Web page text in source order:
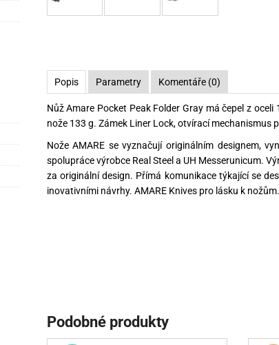
Brokovnice samonabíjecí
Pistole samonabíjecí
Obranné spreje
Pistolové a
Malorážkové
Popis Parametry Komentáře (0)
Nůž Amare Pocket Peak Folder Gray má čepel z
nože 133 g. Zámek Liner Lock, otvírací mechanismus
Nože AMARE se vyznačují originálním designem,
spolupráce výrobce Real Steel a UH Messerunicum.
za originální design. Přímá komunikace týkající se
inovativními návrhy. AMARE Knives pro lásku k nožům.
Podobné produkty